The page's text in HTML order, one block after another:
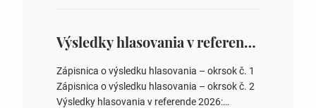
zastupiteľstiev, počtu poslancov obecných
zastupiteľstiev v nich 4. Schválenie odpredaja
obecného pozemku –…
Výsledky hlasovania v referende 2026
Zápisnica o výsledku hlasovania – okrsok č. 1
Zápisnica o výsledku hlasovania – okrsok č. 2
Výsledky hlasovania v referende 2026: